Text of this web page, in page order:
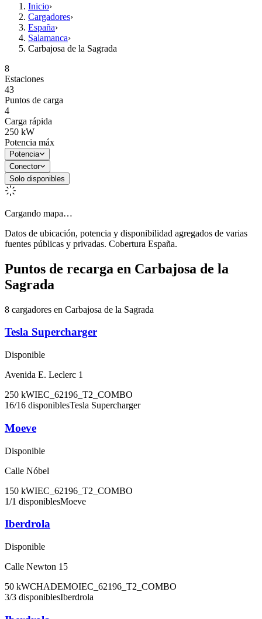
Inicio›
Cargadores›
España›
Salamanca›
Carbajosa de la Sagrada
8
Estaciones
43
Puntos de carga
4
Carga rápida
250 kW
Potencia máx
Potencia
Conector
Solo disponibles
Cargando mapa…
Datos de ubicación, potencia y disponibilidad agregados de varias
fuentes públicas y privadas. Cobertura España.
Puntos de recarga en Carbajosa de la
Sagrada
8 cargadores en Carbajosa de la Sagrada
Tesla Supercharger
Disponible
Avenida E. Leclerc 1
250 kWIEC_62196_T2_COMBO
16/16 disponiblesTesla Supercharger
Moeve
Disponible
Calle Nóbel
150 kWIEC_62196_T2_COMBO
1/1 disponiblesMoeve
Iberdrola
Disponible
Calle Newton 15
50 kWCHADEMOIEC_62196_T2_COMBO
3/3 disponiblesIberdrola